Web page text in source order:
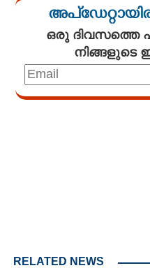
ഒരു ദിവസത്തെ
RELATED NEWS